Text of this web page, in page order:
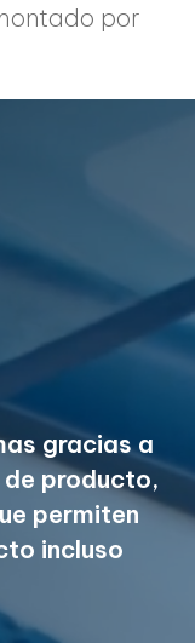
por
gracias a
de producto,
permiten
incluso